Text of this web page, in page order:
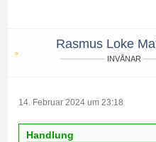
Rasmus Loke
INVÅNAR
14. Februar 2024 um 23:18
Handlung